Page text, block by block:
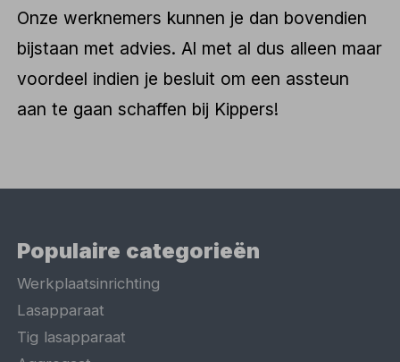
Onze werknemers kunnen je dan bovendien
bijstaan met advies. Al met al dus alleen maar
voordeel indien je besluit om een assteun
aan te gaan schaffen bij Kippers!
Populaire categorieën
Werkplaatsinrichting
Lasapparaat
Tig lasapparaat